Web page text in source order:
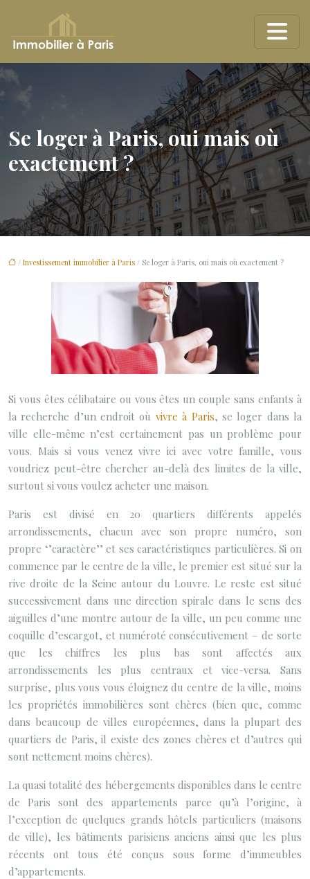
Se loger à Paris, oui mais où
exactement ?
/ Investissement immobilier à Paris / Se loger à Paris, oui mais où exactement ?
Si vous êtes célibataire ou vous êtes un couple sans enfants à
la recherche d’un endroit où vivre à Paris, se loger dans la
ville elle-même n’est certainement pas un problème pour
vous. Mais si vous venez vivre ici avec votre famille, vous
voudriez peut-être chercher au-delà des limites de la ville,
surtout si vous voulez acheter une maison.
Paris est divisé en 20 quartiers différents appelés
arrondissements, chacun avec son propre numéro, son
propre ‘’caractère’’ et ses caractéristiques particulières. Si on
commence par le centre de la ville, le premier est situé sur la
rive droite de la Seine autour du Louvre. Le reste est situé
successivement dans une direction spirale dans le sens des
aiguilles d’une montre autour de la ville, un peu comme une
coquille d’escargot, et numéroté consécutivement – de sorte
que les chiffres les plus bas sont affectés aux
arrondissements les plus centraux et vice-versa. Sans
surprise, plus vous vous éloignez du centre de la ville, moins
les propriétés immobilières sont chères (bien que, comme
dans beaucoup de villes européennes, dans la plupart des
quartiers de Paris, il existe des zones chères et d’autres qui
sont nettement moins chères).
La quasi totalité des hébergements disponibles dans le centre
de Paris sont des appartements parce qu’à l’origine, à
l’exception de quelques grands hôtels particuliers (maisons
de ville), les bâtiments parisiens anciens ainsi que les plus
récents ont tous été conçus sous forme d’immeubles
d’appartements.